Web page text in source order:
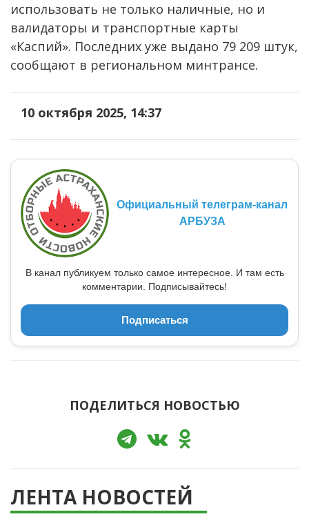
использовать не только наличные, но и
валидаторы и транспортные карты
«Каспий». Последних уже выдано 79 209 штук,
сообщают в региональном минтрансе.
10 октября 2025, 14:37
Официальный телеграм-канал
АРБУЗА
В канал публикуем только самое интересное. И там есть
комментарии. Подписывайтесь!
Подписаться
ПОДЕЛИТЬСЯ НОВОСТЬЮ
ЛЕНТА НОВОСТЕЙ